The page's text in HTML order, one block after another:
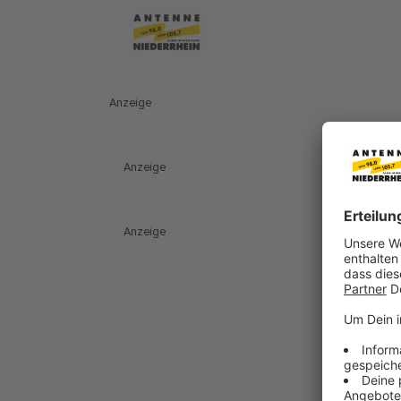
Anzeige
Anzeige
Anzeige